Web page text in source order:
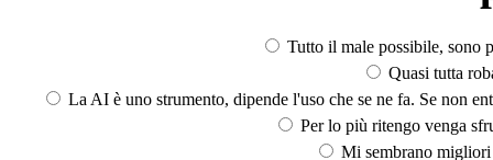
Tutto il male possibile, sono
Quasi tutta
La AI è uno strumento, dipende l'uso che se ne fa. Se non
Per lo più ritengo venga
Mi sembrano